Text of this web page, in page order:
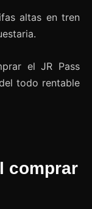
altas en tren
el JR Pass
todo rentable
comprar